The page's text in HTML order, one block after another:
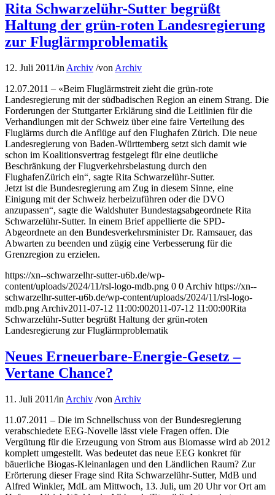
Rita Schwarzelühr-Sutter begrüßt
Haltung der grün-roten Landesregierung
zur Fluglärmproblematik
12. Juli 2011/in Archiv /von Archiv
12.07.2011 – «Beim Fluglärmstreit zieht die grün-rote
Landesregierung mit der südbadischen Region an einem Strang. Die
Forderungen der Stuttgarter Erklärung sind die Leitlinien für die
Verhandlungen mit der Schweiz über eine faire Verteilung des
Fluglärms durch die Anflüge auf den Flughafen Zürich. Die neue
Landesregierung von Baden-Württemberg setzt sich damit wie
schon im Koalitionsvertrag festgelegt für eine deutliche
Beschränkung der Flugverkehrsbelastung durch den
FlughafenZürich ein“, sagte Rita Schwarzelühr-Sutter.
Jetzt ist die Bundesregierung am Zug in diesem Sinne, eine
Einigung mit der Schweiz herbeizuführen oder die DVO
anzupassen“, sagte die Waldshuter Bundestagsabgeordnete Rita
Schwarzelühr-Sutter. In einem Brief appellierte die SPD-
Abgeordnete an den Bundesverkehrsminister Dr. Ramsauer, das
Abwarten zu beenden und zügig eine Verbesserung für die
Grenzregion zu erzielen.
https://xn--schwarzelhr-sutter-u6b.de/wp-
content/uploads/2024/11/rsl-logo-mdb.png 0 0 Archiv https://xn--
schwarzelhr-sutter-u6b.de/wp-content/uploads/2024/11/rsl-logo-
mdb.png Archiv2011-07-12 11:00:002011-07-12 11:00:00Rita
Schwarzelühr-Sutter begrüßt Haltung der grün-roten
Landesregierung zur Fluglärmproblematik
Neues Erneuerbare-Energie-Gesetz –
Vertane Chance?
11. Juli 2011/in Archiv /von Archiv
11.07.2011 – Die im Schnellschuss von der Bundesregierung
verabschiedete EEG-Novelle lässt viele Fragen offen. Die
Vergütung für die Erzeugung von Strom aus Biomasse wird ab 2012
komplett umgestellt. Was bedeutet das neue EEG konkret für
bäuerliche Biogas-Kleinanlagen und den Ländlichen Raum? Zur
Erörterung dieser Frage sind Rita Schwarzelühr-Sutter, MdB und
Alfred Winkler, MdL am Mittwoch, 13. Juli, um 20 Uhr vor Ort am